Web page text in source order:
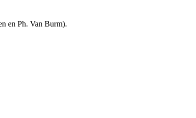
en Ph. Van Burm).